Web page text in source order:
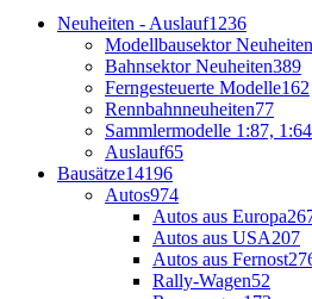
Neuheiten - Auslauf1236
Modellbausektor Neuheiten
Bahnsektor Neuheiten389
Ferngesteuerte Modelle162
Rennbahnneuheiten77
Sammlermodelle 1:87, 1:64
Auslauf65
Bausätze14196
Autos974
Autos aus Europa
Autos aus USA207
Autos aus Fernost
Rally-Wagen52